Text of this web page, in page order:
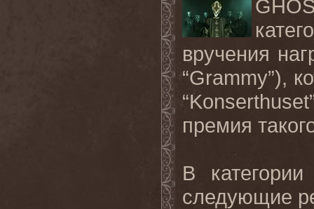
вручения
“Grammy”),
“Konserthuset
премия
В
следующие